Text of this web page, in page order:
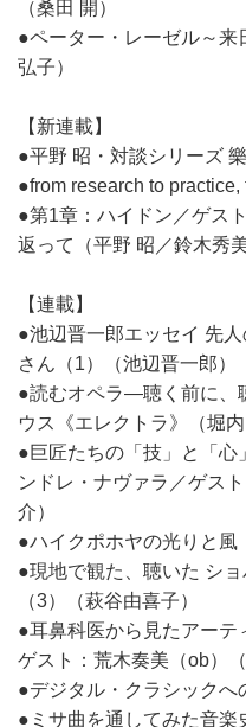
（桑田 開）
●ペーター・レーゼル～来
弘子）
【新連載】
●平野 昭・対談シリーズ
●from research to
●第1章：ハイドン／ゲス
返って（平野 昭／鈴木秀
【連載】
●池辺晋一郎エッセイ 先
さん（1）（池辺晋一郎）
●読むオペラ―聴く前に、
ウス《エレクトラ》（堀内
●巨匠たちの「技」と「
ンドレ・ナヴァラ／ゲス
介）
●ハイクポホヤの光りと風
●現地で観た、聴いた シ
（3）（萩谷由喜子）
●耳鼻科医から見たアーテ
ゲスト：荒木奏美（ob）（
●デジタル・クラシックへ
●ミサ曲を通してみた音